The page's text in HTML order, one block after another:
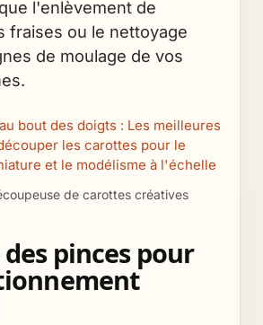
l'enlèvement de
fraises ou le nettoyage
de moulage de vos
de carottes créatives
des pinces pour